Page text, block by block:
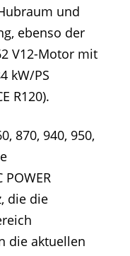
und
ebenso der
V12-Motor mit
kW/PS
R120).
870, 940, 950,
die die
die aktuellen